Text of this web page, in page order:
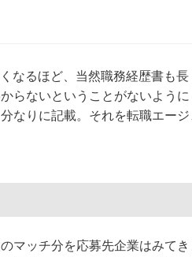
るほど、当然職務経歴書も長
らないということがないよう
なりに記載。それを転職エー
マッチ分を応募先企業はみて